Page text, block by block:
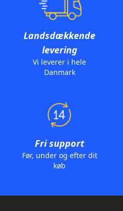
Landsdækkende
levering
Vi leverer i hele
Danmark
Fri support
Før, under og efter dit
køb